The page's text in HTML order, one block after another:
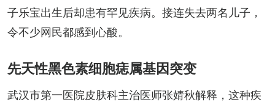
子乐宝出生后却患有罕见疾病。接连失去两名儿子，
令不少网民都感到心酸。
先天性黑色素细胞痣属基因突变
武汉市第一医院皮肤科主治医师张婧秋解释，这种疾